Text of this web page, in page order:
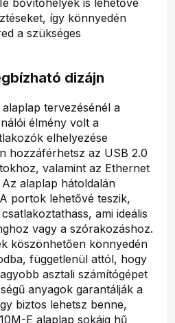
bővítőhelyek is lehetővé
így könnyedén
a szükséges
dizájn
tervezésénél a
élmény volt a
elhelyezése
hozzáférhetsz az USB 2.0
valamint az Ethernet
alaplap hátoldalán
portok lehetővé teszik,
ami ideális
vagy a szórakozáshoz.
köszönhetően könnyedén
függetlenül attól, hogy
asztali számítógépet
anyagok garantálják a
biztos lehetsz benne,
E alaplap sokáig hű